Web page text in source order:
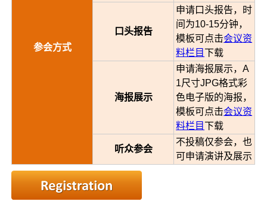
参会方式
口头报告
申请口头报告，时
间为10-15分钟，
模板可点击会议资
料栏目下载
海报展示
申请海报展示，A
1尺寸JPG格式彩
色电子版的海报，
模板可点击会议资
料栏目下载
听众参会
不投稿仅参会，也
可申请演讲及展示